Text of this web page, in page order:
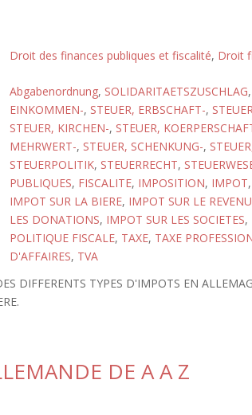
Droit des finances publiques et fiscalité, Droit
Abgabenordnung, SOLIDARITAETSZUSCHLAG,
EINKOMMEN-, STEUER, ERBSCHAFT-,
STEUER, KIRCHEN-, STEUER,
MEHRWERT-, STEUER, SCHENKUNG-,
STEUERPOLITIK, STEUERRECHT,
PUBLIQUES, FISCALITE, IMPOSITION, IMPOT,
IMPOT SUR LA BIERE, IMPOT SUR LE REVENU
LES DONATIONS, IMPOT SUR LES SOCIETES,
POLITIQUE FISCALE, TAXE, TAXE
D'AFFAIRES, TVA
DIFFERENTS TYPES D'IMPOTS EN
DE A A Z